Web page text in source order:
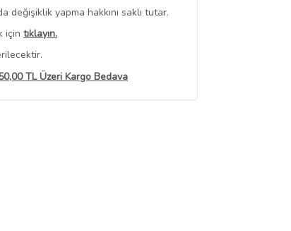
değişiklik yapma hakkını saklı tutar.
için tıklayın.
TL Üzeri Kargo Bedava